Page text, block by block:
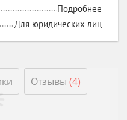
Подробнее
Для юридических лиц
Отзывы (4)